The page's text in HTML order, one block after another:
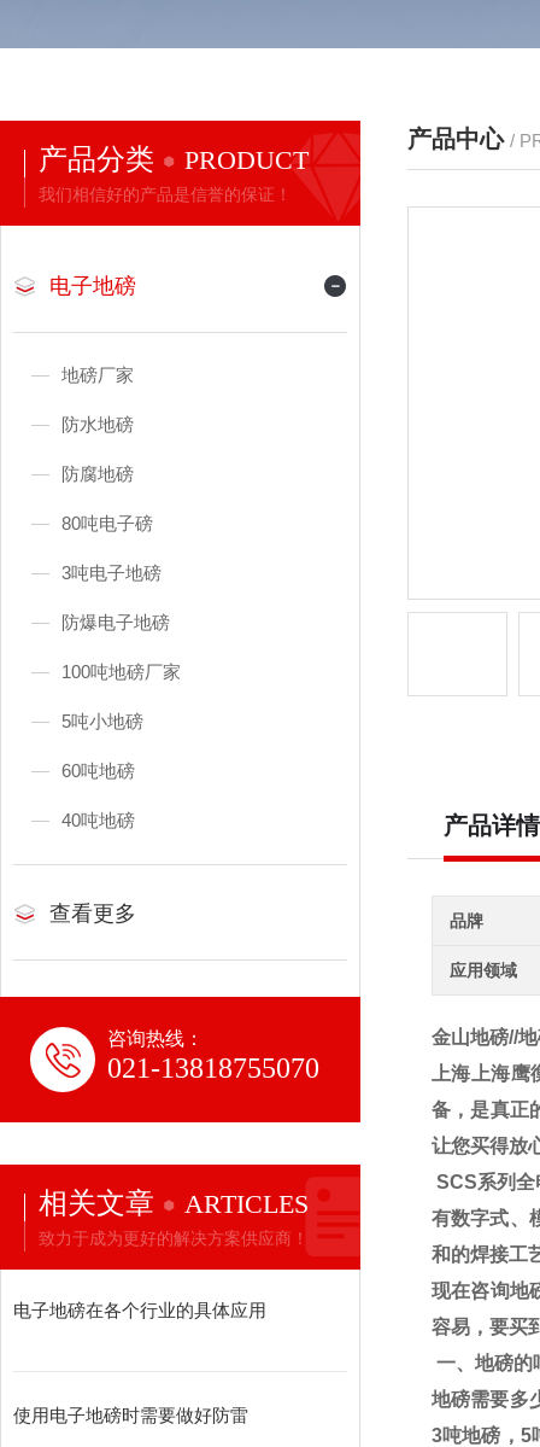
产品分类 PRODUCT
我们相信好的产品是信誉的保证！
电子地磅
地磅厂家
防水地磅
防腐地磅
80吨电子磅
3吨电子地磅
防爆电子地磅
100吨地磅厂家
5吨小地磅
60吨地磅
40吨地磅
查看更多
咨询热线：
021-13818755070
相关文章 ARTICLES
致力于成为更好的解决方案供应商！
电子地磅在各个行业的具体应用
使用电子地磅时需要做好防雷
产品中心 /
产品详情
品牌
应用领域
金山地磅//
上海上海
备，是真正
让您买得放
SCS系列
有数字式、
和的焊接工
现在咨询地
容易，要买
一、地磅的
地磅需要多
3吨地磅， 5